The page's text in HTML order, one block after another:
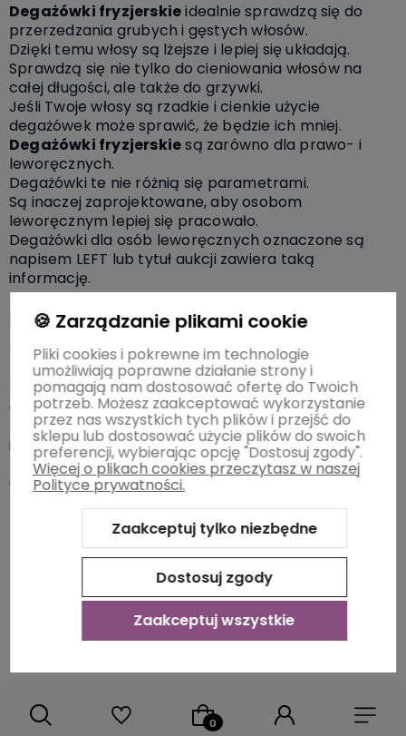
Degażówki fryzjerskieidealnie sprawdzą się do
przerzedzania grubych i gęstych włosów.
Dzięki temu włosy są lżejsze i lepiej się układają.
Sprawdzą się nie tylko do cieniowania włosów na
całej długości, ale także do grzywki.
Jeśli Twoje włosy są rzadkie i cienkie użycie
degażówek może sprawić, że będzie ich mniej.
Degażówki fryzjerskiesą zarówno dla prawo- i
leworęcznych.
Degażówki te nie różnią się parametrami.
Są inaczej zaprojektowane, aby osobom
leworęcznym lepiej się pracowało.
Degażówki dla osób leworęcznych oznaczone są
napisem LEFT lub tytuł aukcji zawiera taką
informację.
Degażówki fryzjerskie - jak o nie
dbać?
Po każdym użyciudegażówki fryzjerskienależy
oczyścić z włosów.
Degażówek używaj tylko do cięcia włosów, używanie
ich w innym celu negatywnie wpływa na ich stan.
Narzędzia fryzjerskie warto oliwić co jakiś czas.
Chroń degażówki przed upadkiem.
Dołącz do Świata LadySi i ciesz się pięknymi i
🍪 Zarządzanie plikami cookie
Pliki cookies i pokrewne im technologie
umożliwiają poprawne działanie strony i
pomagają nam dostosować ofertę do Twoich
potrzeb. Możesz zaakceptować wykorzystanie
przez nas wszystkich tych plików i przejść do
sklepu lub dostosować użycie plików do swoich
preferencji, wybierając opcję "Dostosuj zgody".
Więcej o plikach cookies przeczytasz w naszej
Polityce prywatności.
Zaakceptuj tylko niezbędne
Dostosuj zgody
Zaakceptuj wszystkie